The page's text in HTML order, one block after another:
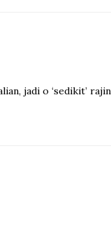
jadi o ‘sedikit’